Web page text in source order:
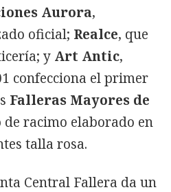
Aurora,
oficial; Realce, que
y Art Antic,
confecciona el primer
Falleras Mayores de
de racimo elaborado en
talla rosa.
Central Fallera da un